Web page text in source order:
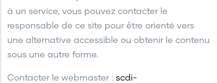
à un service, vous pouvez contacter le
responsable de ce site pour être orienté vers
une alternative accessible ou obtenir le contenu
sous une autre forme.
Contacter le webmaster : scdi-